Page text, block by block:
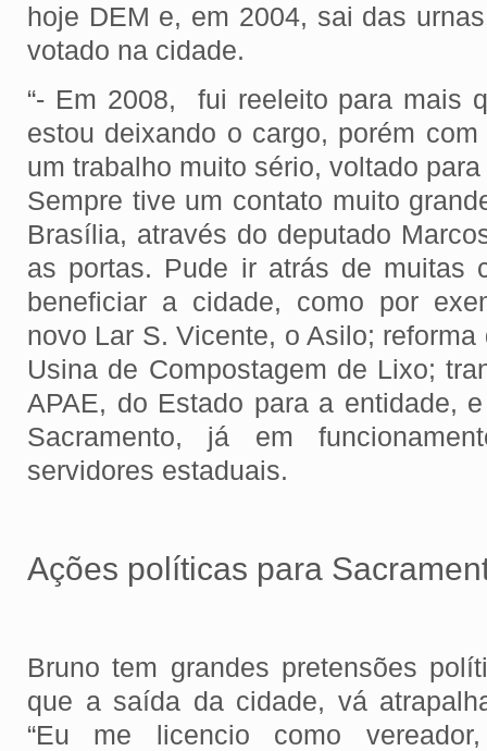
hoje DEM e, em 2004, sai das
votado na cidade.
“- Em 2008, fui reeleito para mais
estou deixando o cargo, porém
um trabalho muito sério, voltado
Sempre tive um contato muito
Brasília, através do deputado
as portas. Pude ir atrás de muitas
beneficiar a cidade, como por
novo Lar S. Vicente, o Asilo;
Usina de Compostagem de Lixo;
APAE, do Estado para a entidade,
Sacramento, já em
servidores estaduais.
Ações políticas para
Bruno tem grandes pretensões
que a saída da cidade, vá
“Eu me licencio como